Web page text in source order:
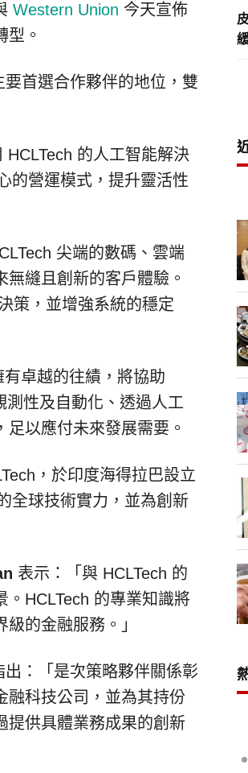
Western Union 今天宣佈
型。
首選合作夥伴的地位，雙
的人工智能解決
的營運模式，提升靈活性
尖端的數碼、雲端
縫且創新的客戶體驗。
策，並增強系統的穩定
有卓越的往績，將協助
性及自動化、透過人工
以應付未來發展需要。
，於印度海得拉巴設立
全球技術實力，並為創新
表示：「與 HCLTech 的
HCLTech 的專業知識將
的金融服務。」
出：「是次策略夥伴關係彰
融科技公司，並為其持份
提供具體業務成果的創新